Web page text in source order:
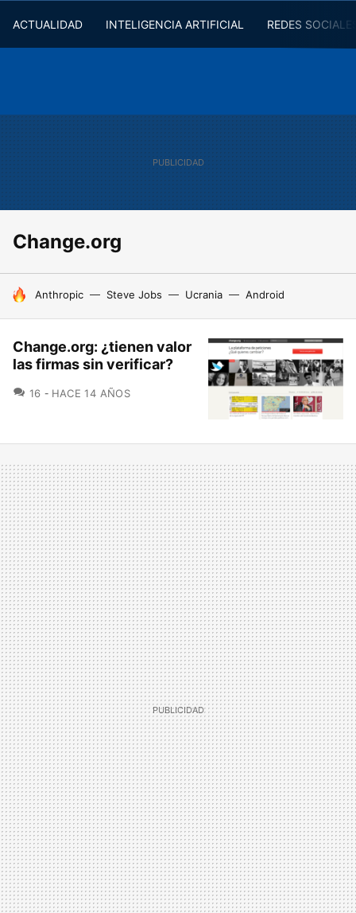
ACTUALIDAD INTELIGENCIA ARTIFICIAL REDES
Change.org
HOY SE HABLA DE
Anthropic Steve Jobs Ucrania Android
Change.org: ¿tienen valor
las firmas sin verificar?
16 COMENTARIOS
HACE 14 AÑOS